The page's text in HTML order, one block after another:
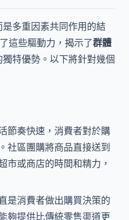
多重因素共同作用的結
這些驅動力，揭示了群體
特優勢。以下將針對幾個
節奏快速，消費者對於購
社區團購將商品直接送到
市或商店的時間和精力，
是消費者做出購買決策的
夠提供比傳統零售渠道更